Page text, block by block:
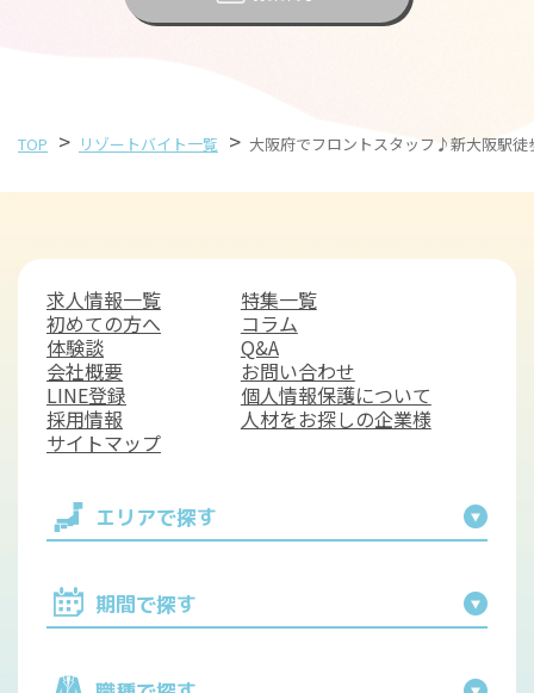
や、接客経験を積みたい方にもぴったりです。
自転車の無料貸与があるため、大阪市内の移動にも便利
観光面では、大阪ならではの楽しみが広がります。休日
には、大阪城まで車で20分、ユニバーサル・スタジオ・
ジャパン（USJ）へも車で35分とアクセス抜群。梅田や
なんばといった繁華街で買い物やグルメを堪能したり、
道頓堀で本場のお好み焼きやたこ焼きを味わったりと、
働きながら大阪観光を満喫できます。新大阪駅がすぐ近
くにあるため、京都や神戸への小旅行も気軽に楽しめる
のも大きなメリットです。
フロント業務は、ホテルの第一印象を決めるやりがいあ
る仕事。都市型ホテルならではの多様なお客様対応を経
す。観光都市・大阪の活気を肌で感じながら、充実した
毎日を過ごすことができます。
TOP > リゾートバイト一覧 > 大阪府でフロントスタッフ♪新大阪駅徒
エリアで探す
期間で探す
求人情報一覧
特集一覧
初めての方へ
コラム
体験談
Q&A
会社概要
お問い合わせ
LINE登録
個人情報保護について
採用情報
人材をお探しの企業様
サイトマップ